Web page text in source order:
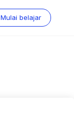
Mulai belajar